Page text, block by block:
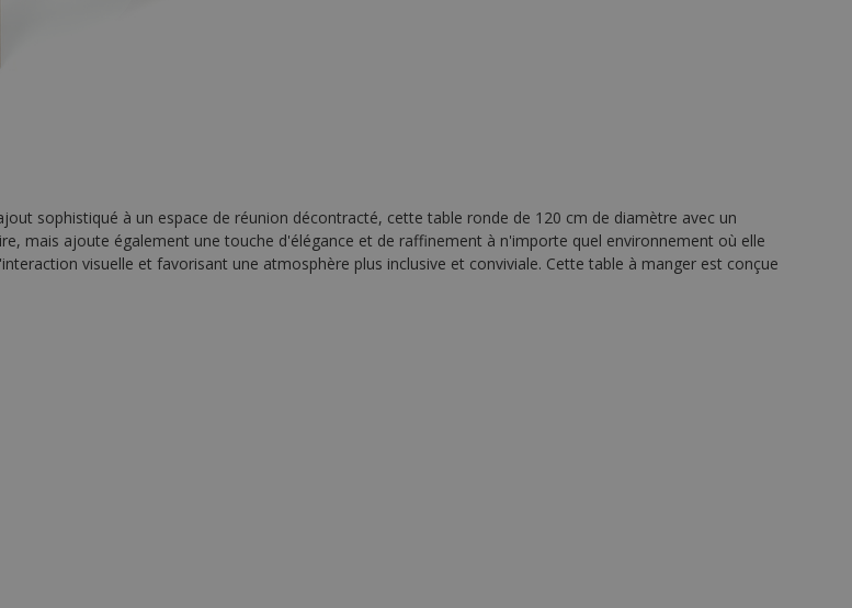
sophistiqué à un espace de réunion décontracté, cette table ronde de 120 cm de diamètre avec un
mais ajoute également une touche d'élégance et de raffinement à n'importe quel environnement où elle
visuelle et favorisant une atmosphère plus inclusive et conviviale. Cette table à manger est conçue